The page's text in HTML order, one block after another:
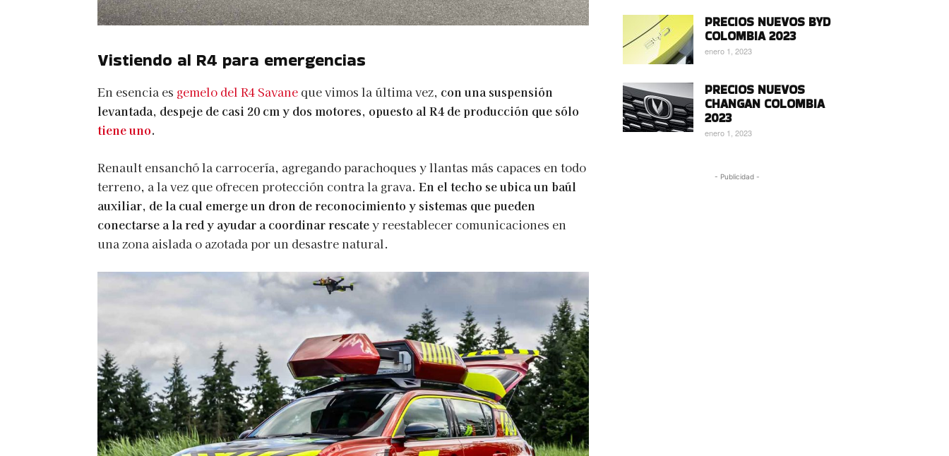
Vistiendo al R4 para emergencias
En esencia es gemelo del R4 Savane que vimos la última vez, con una suspensión
levantada, despeje de casi 20 cm y dos motores, opuesto al R4 de producción que sólo
tiene uno.
Renault ensanchó la carrocería, agregando parachoques y llantas más capaces en todo
terreno, a la vez que ofrecen protección contra la grava. En el techo se ubica un baúl
auxiliar, de la cual emerge un dron de reconocimiento y sistemas que pueden
conectarse a la red y ayudar a coordinar rescatey reestablecer comunicaciones en
una zona aislada o azotada por un desastre natural.
PRECIOS NUEVOS BYD
COLOMBIA 2023
enero 1, 2023
PRECIOS NUEVOS
CHANGAN COLOMBIA
2023
enero 1, 2023
- Publicidad -